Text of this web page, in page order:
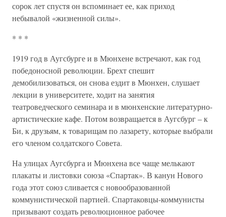
сорок лет спустя он вспоминает ее, как приход
небывалой «жизненной силы».
* * *
1919 год в Аугсбурге и в Мюнхене встречают, как год
победоносной революции. Брехт спешит
демобилизоваться, он снова ездит в Мюнхен, слушает
лекции в университете, ходит на занятия
театроведческого семинара и в мюнхенские литературно-
артистические кафе. Потом возвращается в Аугсбург – к
Би, к друзьям, к товарищам по лазарету, которые выбрали
его членом солдатского Совета.
На улицах Аугсбурга и Мюнхена все чаще мелькают
плакаты и листовки союза «Спартак». В канун Нового
года этот союз сливается с новообразованной
коммунистической партией. Спартаковцы-коммунисты
призывают создать революционное рабочее